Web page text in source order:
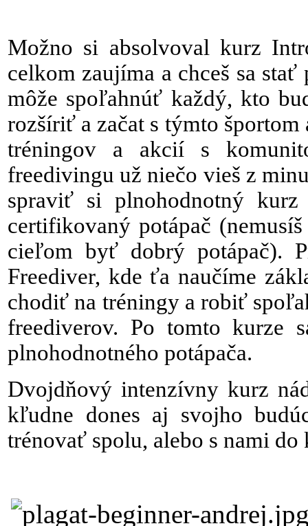
Možno si absolvoval kurz
celkom zaujíma a chceš sa
môže spoľahnúť každý, kto
rozšíriť a začat s týmto
tréningov a akcií s
freedivingu už niečo vieš z
spraviť si plnohodnotný
certifikovaný potápač
cieľom byť dobrý potápač).
Freediver, kde ťa naučíme
chodiť na tréningy a robiť
freediverov. Po tomto kurze
plnohodnotného potápača.
Dvojdňový intenzívny kurz
kľudne dones aj svojho
trénovať spolu, alebo s nami do